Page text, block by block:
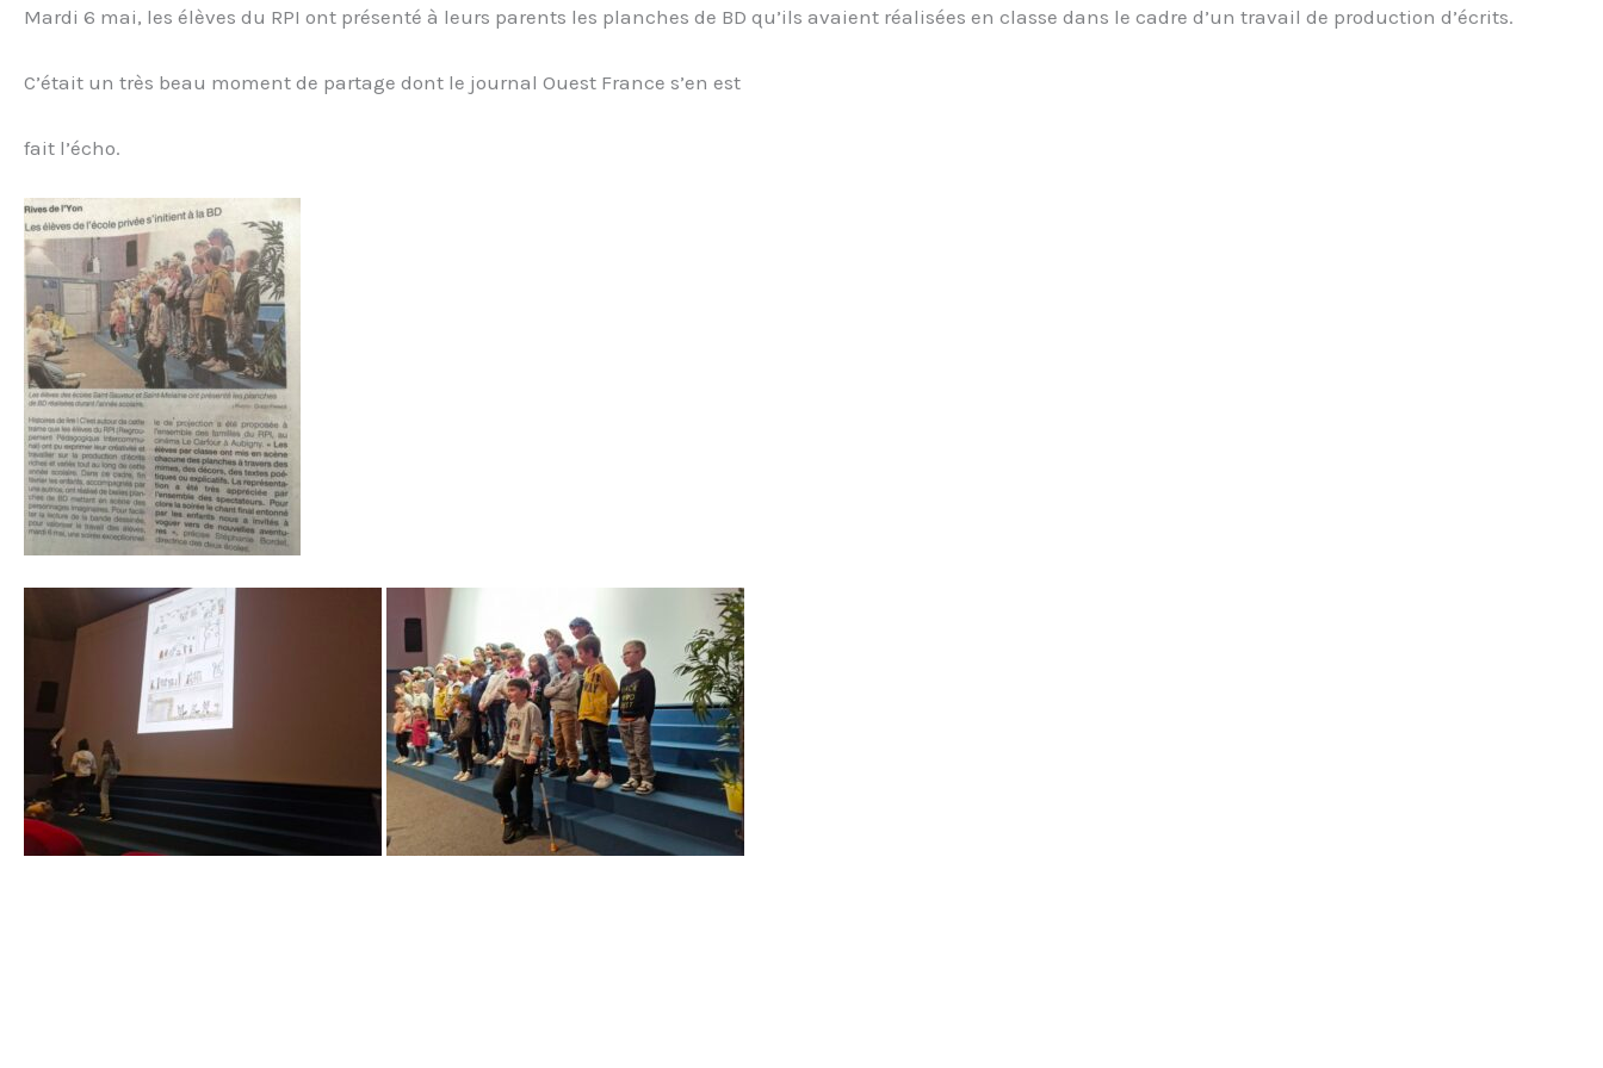
Mardi 6 mai, les élèves du RPI ont présenté à leurs parents les planches de BD qu’ils avaient réalisées en classe dans le cadre d’un travail de production d’écrits.
C’était un très beau moment de partage dont le journal Ouest France s’en est
fait l’écho.